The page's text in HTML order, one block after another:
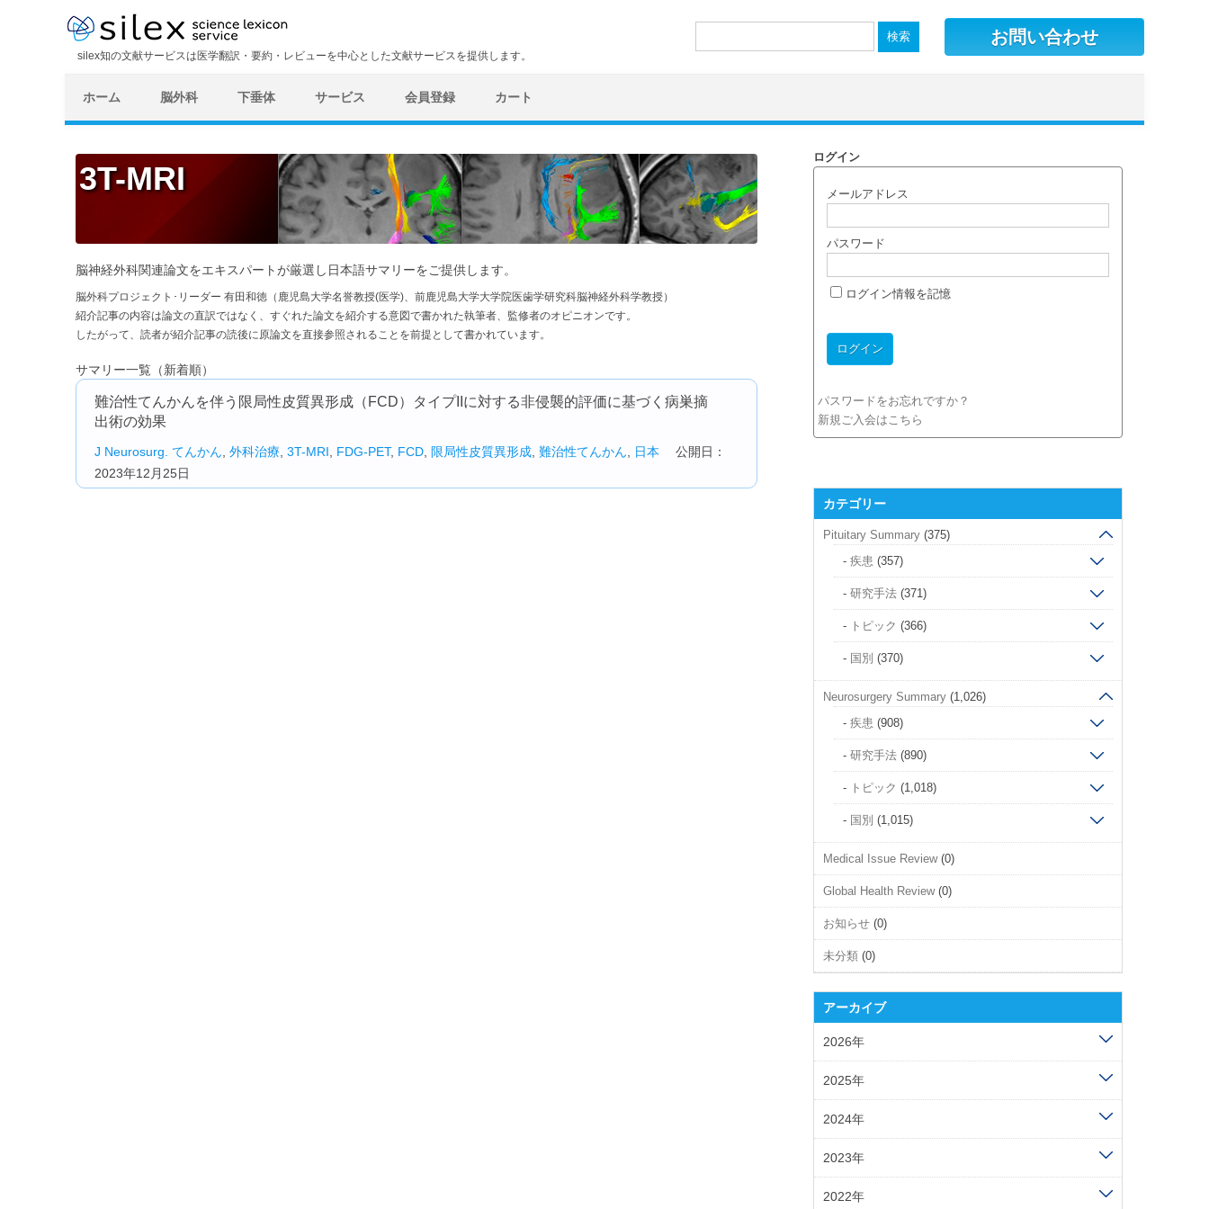
silex知の文献サービスは医学翻訳・要約・レビューを中心とした文献サービスを提供します。
検
お問い合わせ
ホーム 脳外科 下垂体 サービス 会員登録 カート
3T-MRI
脳神経外科関連論文をエキスパートが厳選し日本語サマリーをご提供します。
脳外科プロジェクト･リーダー 有田和徳（鹿児島大学名誉教授(医学)、前鹿児島大学大学院医歯学研究科脳神経外科学教授）
紹介記事の内容は論文の直訳ではなく、すぐれた論文を紹介する意図で書かれた執筆者、監修者のオピニオンです。
したがって、読者が紹介記事の読後に原論文を直接参照されることを前提として書かれています。
サマリー一覧（新着順）
難治性てんかんを伴う限局性皮質異形成（FCD）タイプIIに対する非侵襲的評価に基づく病巣摘
出術の効果
J Neurosurg. てんかん 外科治療 3T-MRI FDG-PET, FCD 限局性皮質異形成 難治性てんかん 日本 公開日：
2023年12月25日
ログイン
メールアドレス
パスワード
ログイン情報を記憶
パスワードをお忘れですか？
新規ご入会はこちら
カテゴリー
Pituitary Summary(375)
疾患 (357)
研究手法(371)
トピック (366)
国別 (370)
Neurosurgery Summary(1,026)
疾患 (908)
研究手法(890)
トピック (1,018)
国別 (1,015)
Medical Issue Review(0)
Global Health Review(0)
お知らせ(0)
未分類(0)
アーカイブ
2026年
2025年
2024年
2023年
2022年